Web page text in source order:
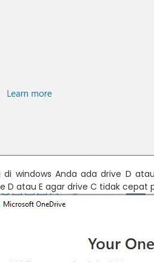
di windows Anda ada drive D
D atau E agar drive C tidak cepat